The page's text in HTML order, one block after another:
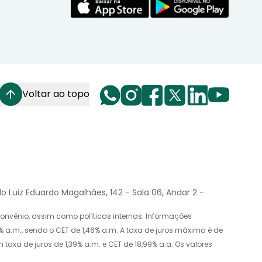
Voltar ao topo
Luiz Eduardo Magalhães, 142 - Sala 06, Andar 2 -
assim como políticas internas. Informações
sendo o CET de 1,46% a.m. A taxa de juros máxima é de
de juros de 1,39% a.m. e CET de 18,99% a.a. Os valores